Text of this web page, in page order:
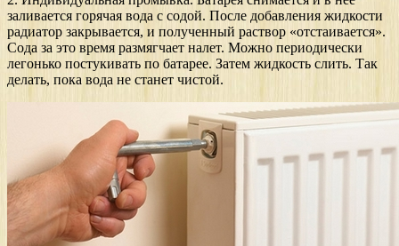
заливается горячая вода с содой. После добавления жидкости
радиатор закрывается, и полученный раствор «отстаивается».
Сода за это время размягчает налет. Можно периодически
легонько постукивать по батарее. Затем жидкость слить. Так
делать, пока вода не станет чистой.